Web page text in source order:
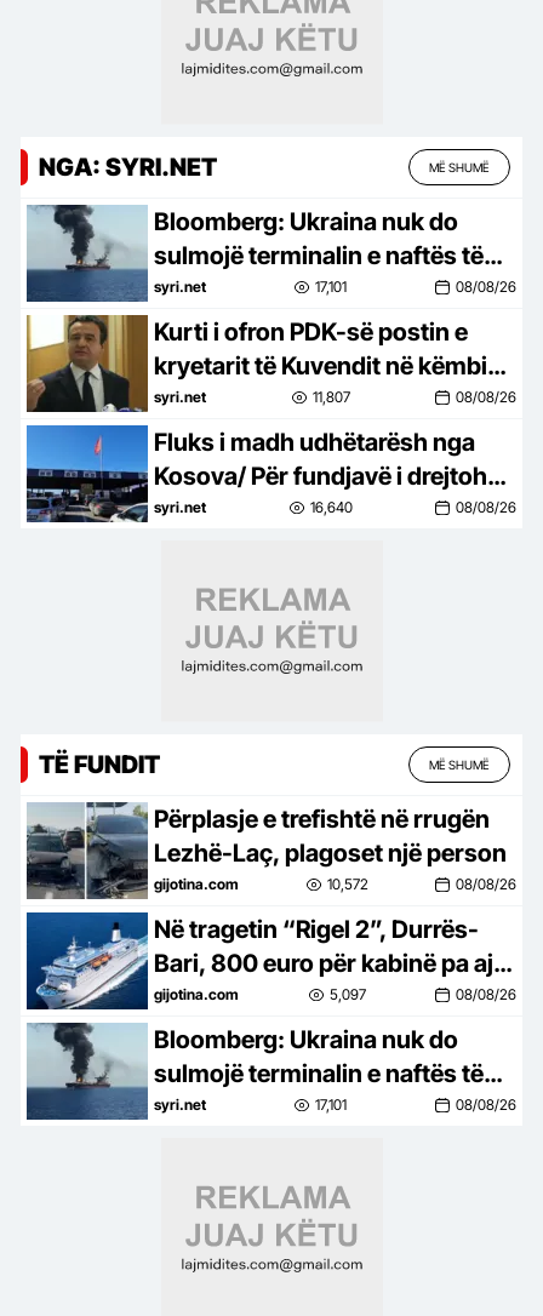
NGA: SYRI.NET MË SHUMË
Bloomberg: Ukraina nuk do
sulmojë terminalin e naftës të
lidhur me SHBA në Detin e Zi
syri.net 17,101 08/08/26
Kurti i ofron PDK-së postin e
kryetarit të Kuvendit në këmbim
të votës për presidentin
syri.net 11,807 08/08/26
Fluks i madh udhëtarësh nga
Kosova/ Për fundjavë i drejtohen
Shqipërisë
syri.net 16,640 08/08/26
TË FUNDIT MË SHUMË
Përplasje e trefishtë në rrugën
Lezhë-Laç, plagoset një person
gijotina.com 10,572 08/08/26
Në tragetin “Rigel 2”, Durrës-
Bari, 800 euro për kabinë pa ajër
të kondicionuar në 35 gradë
gijotina.com 5,097 08/08/26
Bloomberg: Ukraina nuk do
sulmojë terminalin e naftës të
lidhur me SHBA në Detin e Zi
syri.net 17,101 08/08/26